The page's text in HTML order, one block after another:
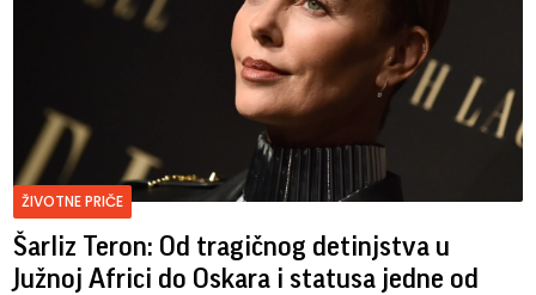
ŽIVOTNE PRIČE
Šarliz Teron: Od tragičnog detinjstva u
Južnoj Africi do Oskara i statusa jedne od